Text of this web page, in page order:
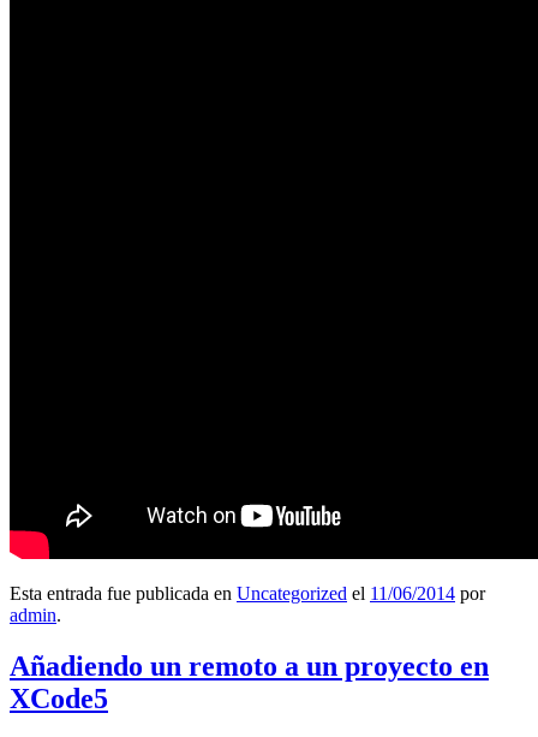
Esta entrada fue publicada en Uncategorized el 11/06/2014 por
admin.
Añadiendo un remoto a un proyecto en
XCode5